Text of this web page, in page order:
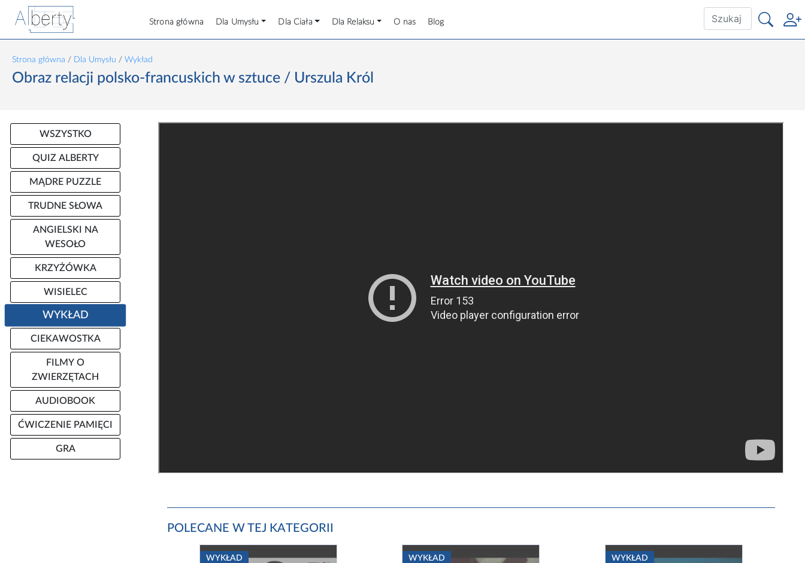
Strona główna Dla Umysłu Dla Ciała Dla Relaksu O nas Blog
Strona główna / Dla Umysłu / Wykład
Obraz relacji polsko-francuskich w sztuce / Urszula Król
WSZYSTKO
QUIZ ALBERTY
MĄDRE PUZZLE
TRUDNE SŁOWA
ANGIELSKI NA
WESOŁO
KRZYŻÓWKA
WISIELEC
WYKŁAD
CIEKAWOSTKA
FILMY O
ZWIERZĘTACH
AUDIOBOOK
ĆWICZENIE PAMIĘCI
GRA
POLECANE W TEJ KATEGORII
WYKŁAD WYKŁAD WYKŁAD